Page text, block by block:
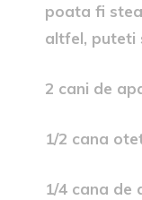
poata fi
altfel, puteti
2 cani de
1/2 cana
1/4 cana de